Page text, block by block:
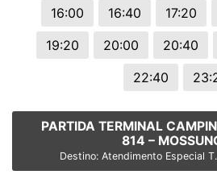
16:00
16:40 17:20
19:20
20:00 20:40
22:40
PARTIDA TERMINAL
814 –
Destino: Atendimento Especial